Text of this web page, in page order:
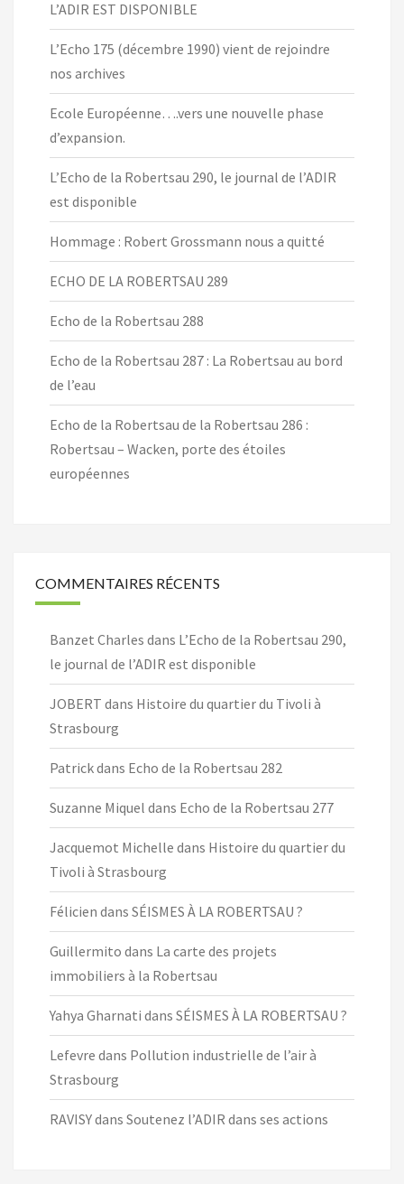
L’ADIR EST DISPONIBLE
L’Echo 175 (décembre 1990) vient de rejoindre
nos archives
Ecole Européenne….vers une nouvelle phase
d’expansion.
L’Echo de la Robertsau 290, le journal de l’ADIR
est disponible
Hommage : Robert Grossmann nous a quitté
ECHO DE LA ROBERTSAU 289
Echo de la Robertsau 288
Echo de la Robertsau 287 : La Robertsau au bord
de l’eau
Echo de la Robertsau de la Robertsau 286 :
Robertsau – Wacken, porte des étoiles
européennes
COMMENTAIRES RÉCENTS
Banzet Charles dans L’Echo de la Robertsau 290,
le journal de l’ADIR est disponible
JOBERT dans Histoire du quartier du Tivoli à
Strasbourg
Patrickdans Echo de la Robertsau 282
Suzanne Miquel dans Echo de la Robertsau 277
Jacquemot Michelle dans Histoire du quartier du
Tivoli à Strasbourg
Félicien dans SÉISMES À LA ROBERTSAU ?
Guillermito dans La carte des projets
immobiliers à la Robertsau
Yahya Gharnati dans SÉISMES À LA ROBERTSAU ?
Lefevre dans Pollution industrielle de l’air à
Strasbourg
RAVISYdans Soutenez l’ADIR dans ses actions